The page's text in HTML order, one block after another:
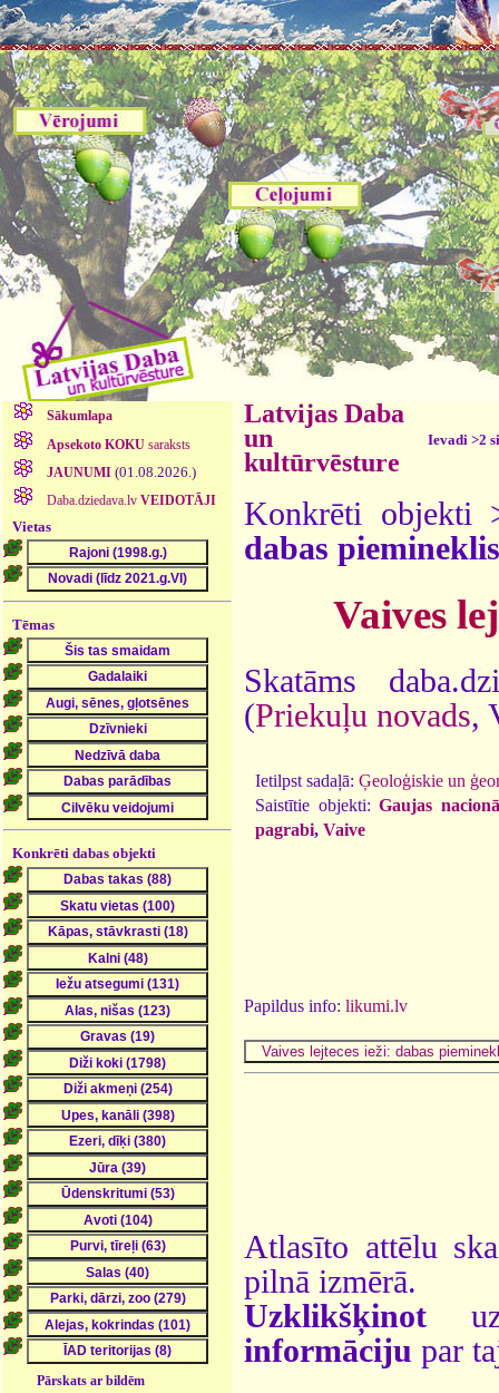
Sākumlapa
Apsekoto KOKUsaraksts
JAUNUMI (01.08.2026.)
Daba.dziedava.lv VEIDOTĀJI
Vietas
Tēmas
Konkrēti dabas objekti
Pārskats ar bildēm
Latvijas Daba
un
kultūrvēsture
Ievadi >2
Konkrēti
dabas piemineklis
Vaives
Skatāms
(Priekuļu novads,
Ietilpst sadaļā: Ģeoloģiskie un
Saistītie objekti:Gaujas
pagrabi, Vaive
Papildus info: likumi.lv
Atlasīto attēlu
pilnā izmērā.
Uzklikšķinot
informāciju par